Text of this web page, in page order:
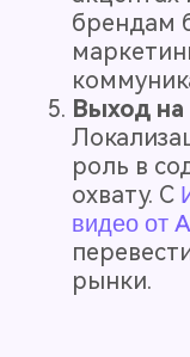
брендам
Выход
роль в
охвату. С
видео от
рынки.